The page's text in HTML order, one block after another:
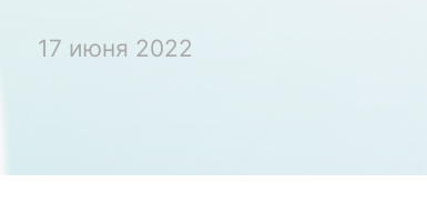
17 июня 2022